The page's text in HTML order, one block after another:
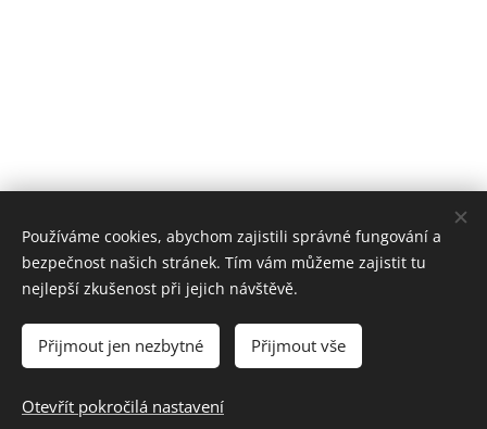
Do košíku
Cookies
Používáme cookies, abychom zajistili správné fungování a
bezpečnost našich stránek. Tím vám můžeme zajistit tu
nejlepší zkušenost při jejich návštěvě.
Přijmout jen nezbytné Přijmout vše
Otevřít pokročilá nastavení